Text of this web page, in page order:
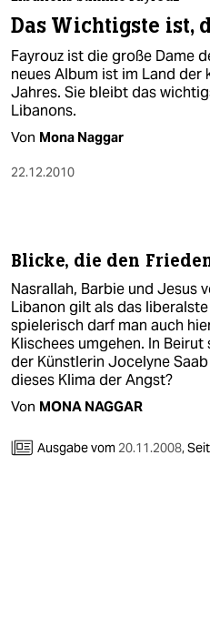
wahrheit
verlag
fragen & hilfe
unterstützen
abo
genossenschaft
epaper login
Das Wichtigste ist,
Fayrouz ist die große Dame
neues Album ist im Land der
Jahres. Sie bleibt das
Libanons.
Von Mona Naggar
22.12.2010
Blicke, die den
Nasrallah, Barbie und Jesus
Libanon gilt als das
spielerisch darf man auch
Klischees umgehen. In
der Künstlerin Jocelyne
dieses Klima der Angst?
Von MONA NAGGAR
Ausgabe vom 20.11.2008,